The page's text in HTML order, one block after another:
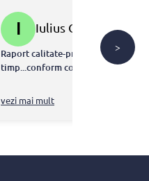
I Iulius Gal
Raport calitate-pret ok...livrare la
timp...conform comenzi....👍
vezi mai mult
>